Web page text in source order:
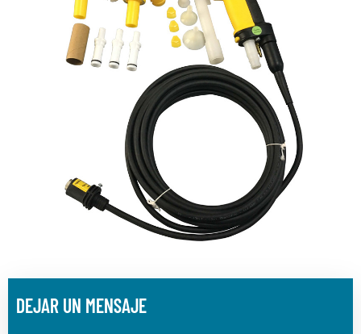
DEJAR UN MENSAJE